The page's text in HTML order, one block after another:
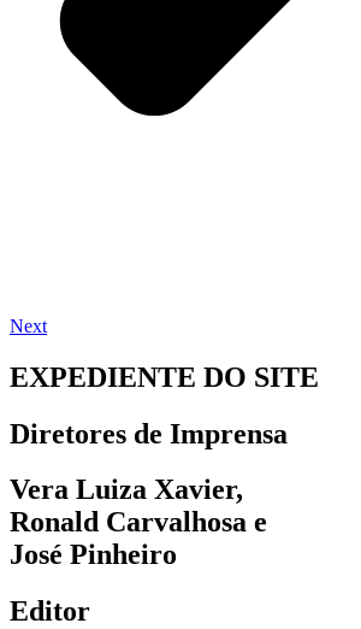
Next
EXPEDIENTE DO SITE
Diretores de Imprensa
Vera Luiza Xavier,
Ronald Carvalhosa e
José Pinheiro
Editor